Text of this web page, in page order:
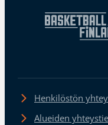
Henkilöstön
Alueiden